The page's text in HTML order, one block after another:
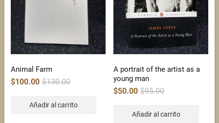
Animal Farm
$130.00Original
price
$100.00
Current
price
Añadir al carrito
A portrait of the artist as a
young man
$95.00
$50.00
Añadir al carrito